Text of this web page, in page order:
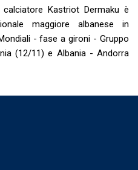
Kastriot Dermaku è
maggiore albanese in
- fase a gironi - Gruppo
(12/11) e Albania - Andorra